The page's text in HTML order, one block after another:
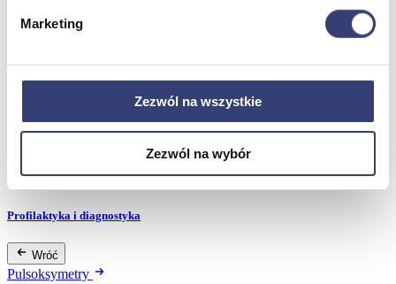
Marketing
Zezwól na wszystkie
Zezwól na wybór
Dezynfekcja
Pojemniki i worki na odpady
Sterylizacja
Strzykawki i igły
Profilaktyka i diagnostyka
Wróć
Pulsoksymetry